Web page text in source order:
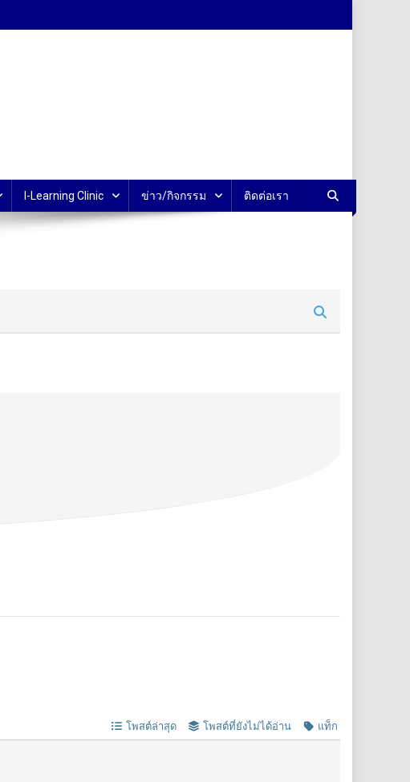
I-Learning Clinic ข่าว/กิจกรรม ติดต่อเรา
โพสต์ล่าสุด โพสต์ที่ยังไม่ได้อ่าน แท็ก